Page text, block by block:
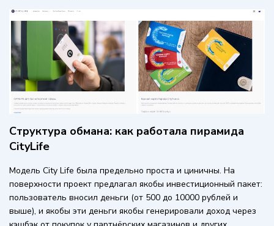
Структура обмана: как работала пирамида
CityLife
Модель City Life была предельно проста и циничны. На
поверхности проект предлагал якобы инвестиционный пакет:
пользователь вносил деньги (от 500 до 10000 рублей и
выше), и якобы эти деньги якобы генерировали доход через